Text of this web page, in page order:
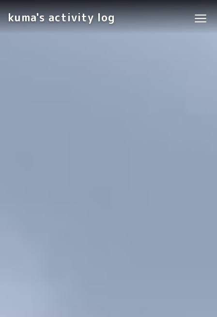
kuma's activity log